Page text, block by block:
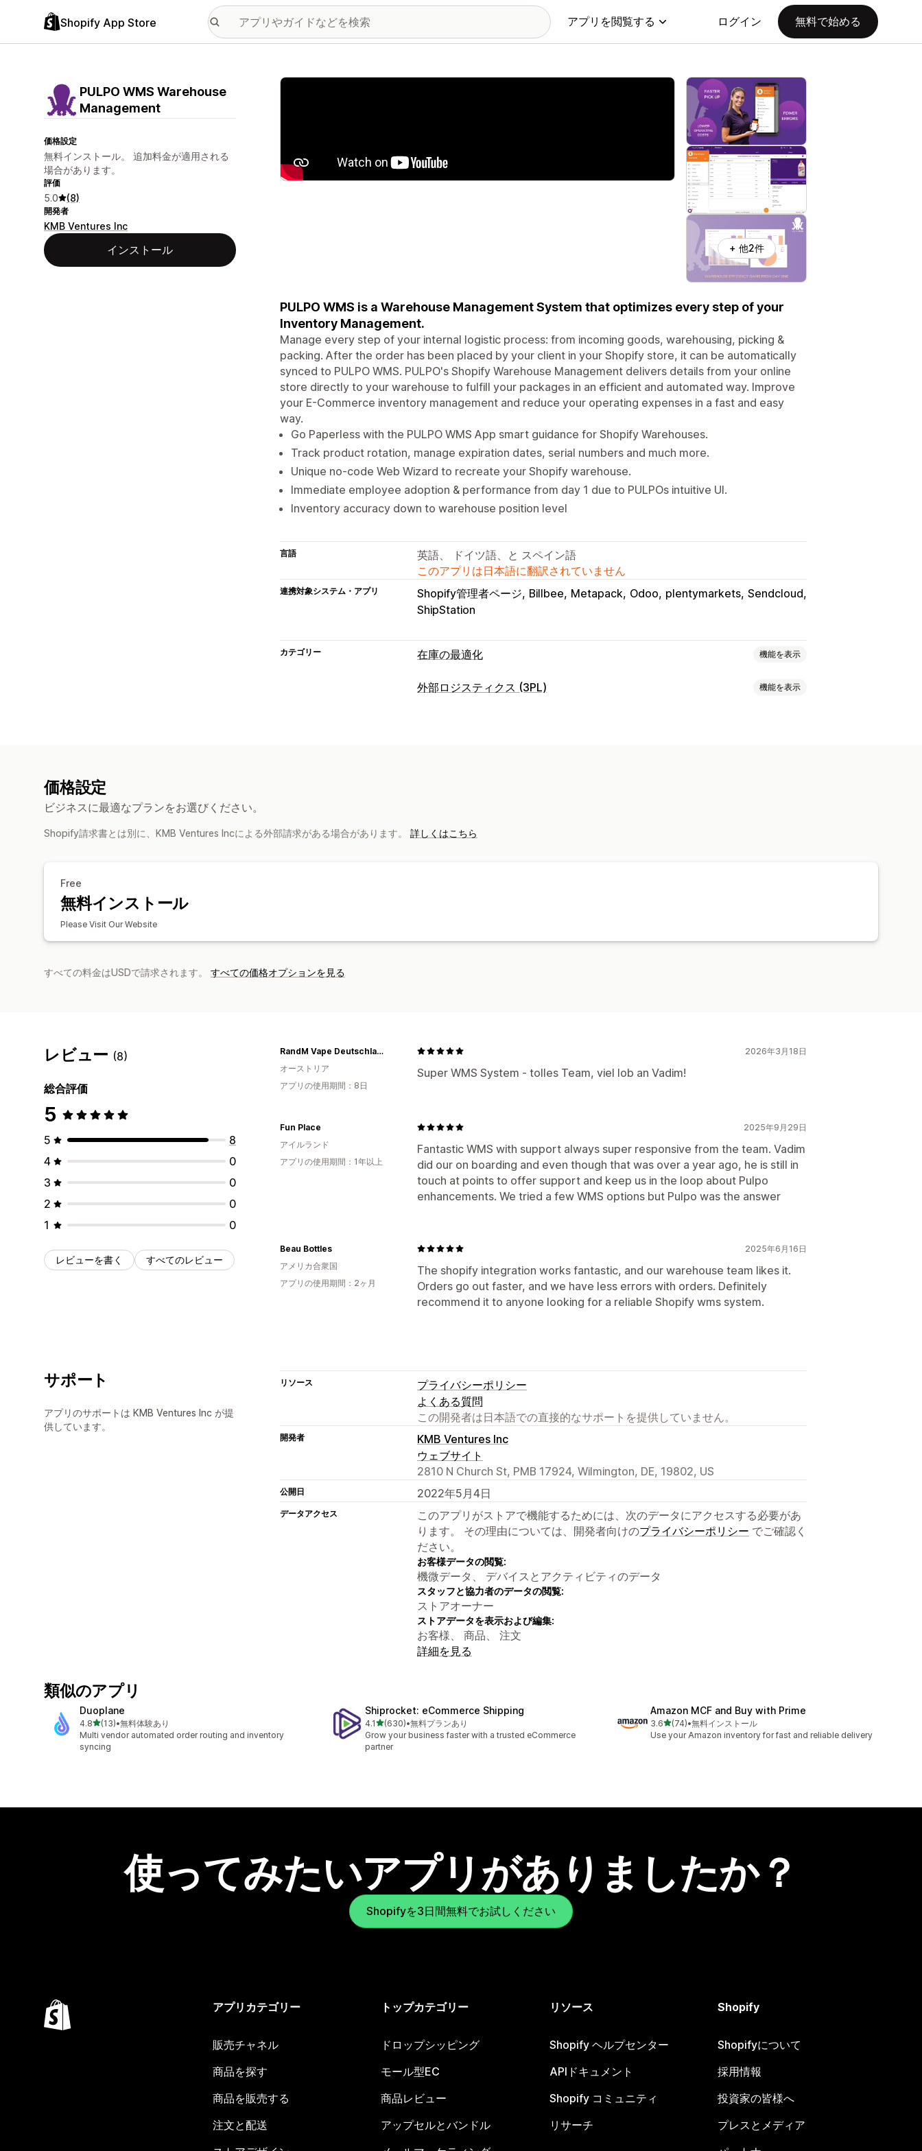
Shopify App Store アプリを閲覧する ログイン 無料で始める
PULPO WMS Warehouse
Management
価格設定
無料インストール。 追加料金が適用される
場合があります。
評価
5.0 (8)
開発者
KMB Ventures Inc
インストール
特集の画像ギャラリー
+ 他2件
PULPO WMS is a Warehouse Management System that optimizes every step of your
Inventory Management.
Manage every step of your internal logistic process: from incoming goods, warehousing, picking &
packing. After the order has been placed by your client in your Shopify store, it can be automatically
synced to PULPO WMS. PULPO's Shopify Warehouse Management delivers details from your online
store directly to your warehouse to fulfill your packages in an efficient and automated way. Improve
your E-Commerce inventory management and reduce your operating expenses in a fast and easy
way.
Go Paperless with the PULPO WMS App smart guidance for Shopify Warehouses.
Track product rotation, manage expiration dates, serial numbers and much more.
Unique no-code Web Wizard to recreate your Shopify warehouse.
Immediate employee adoption & performance from day 1 due to PULPOs intuitive UI.
Inventory accuracy down to warehouse position level
言語
英語、 ドイツ語、と スペイン語
このアプリは日本語に翻訳されていません
連携対象システム・アプリ Shopify管理者ページ Billbee Metapack Odoo plentymarkets Sendcloud
ShipStation
カテゴリー 在庫の最適化 機能を表示
在庫管理
分析
外部ロジスティクス (3PL) 機能を表示
価格設定
ビジネスに最適なプランをお選びください。
Shopify請求書とは別に、KMB Ventures Incによる外部請求がある場合があります。 詳しくはこちら
Free
無料インストール
Please Visit Our Website
すべての料金はUSDで請求されます。 すべての価格オプションを見る
レビュー (8)
総合評価
5
5
8
4
0
3
0
2
0
1
0
レビューを書く すべてのレビュー
2026年3月18日
Super WMS System - tolles Team, viel lob an Vadim!
RandM Vape Deutschland
オーストリア
アプリの使用期間：8日
2025年9月29日
Fantastic WMS with support always super responsive from the team. Vadim
did our on boarding and even though that was over a year ago, he is still in
touch at points to offer support and keep us in the loop about Pulpo
enhancements. We tried a few WMS options but Pulpo was the answer
Fun Place
アイルランド
アプリの使用期間：1年以上
2025年6月16日
The shopify integration works fantastic, and our warehouse team likes it.
Orders go out faster, and we have less errors with orders. Definitely
recommend it to anyone looking for a reliable Shopify wms system.
Beau Bottles
アメリカ合衆国
アプリの使用期間：2ヶ月
サポート
アプリのサポートは KMB Ventures Inc が提
供しています。
リソース
プライバシーポリシー
よくある質問
この開発者は日本語での直接的なサポートを提供していません。
開発者
KMB Ventures Inc
ウェブサイト
2810 N Church St, PMB 17924, Wilmington, DE, 19802, US
公開日 2022年5月4日
データアクセス
このアプリがストアで機能するためには、次のデータにアクセスする必要があ
ります。 その理由については、開発者向けのプライバシーポリシー でご確認く
ださい。
お客様データの閲覧:
機微データ、 デバイスとアクティビティのデータ
スタッフと協力者のデータの閲覧:
ストアオーナー
ストアデータを表示および編集:
お客様、 商品、 注文
詳細を見る
類似のアプリ
Duoplane
4.85つ星中
(13)
合計レビュー数：13件
•無料体験あり
Multi vendor automated order routing and inventory
syncing
Shiprocket: eCommerce Shipping
4.15つ星中
(630)
合計レビュー数：630件
•無料プランあり
Grow your business faster with a trusted eCommerce
partner
Amazon MCF and Buy with Prime
3.65つ星中
(74)
合計レビュー数：74件
•無料インストール
Use your Amazon inventory for fast and reliable delivery
使ってみたいアプリがありましたか？
Shopifyを3日間無料でお試しください
アプリカテゴリー
販売チャネル
商品を探す
商品を販売する
注文と配送
トップカテゴリー
ドロップシッピング
モール型EC
商品レビュー
アップセルとバンドル
リソース
Shopify ヘルプセンター
APIドキュメント
Shopify コミュニティ
リサーチ
Shopify
Shopifyについて
採用情報
投資家の皆様へ
プレスとメディア